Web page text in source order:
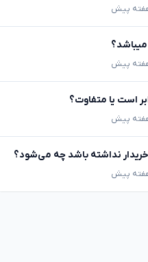
است یا متفاوت؟
خریدار نداشته باشد چه می‌شود؟